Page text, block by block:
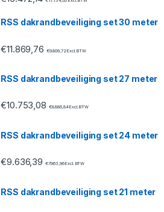
RSS dakrandbeveiliging set 30 meter
€11.869,76 €9.809,72Excl. BTW
RSS dakrandbeveiliging set 27 meter
€10.753,08 €8.886,84Excl. BTW
RSS dakrandbeveiliging set 24 meter
€9.636,39 €7.963,96Excl. BTW
RSS dakrandbeveiliging set 21 meter